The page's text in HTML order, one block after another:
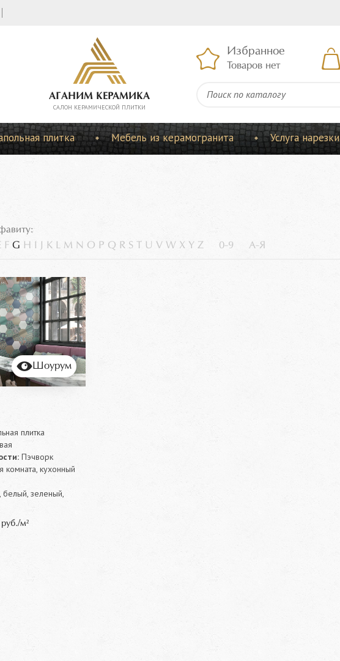
АГАНИМ КЕРАМИКА
CАЛОН КЕРАМИЧЕСКОЙ ПЛИТКИ
Избранное
Товаров нет
плитка Мебель из керамогранита Услуга нарезки
F G H K L M N O P Q R S U V W X Y Z 0-9 А-Я
Шоурум
плитка
Пэчворк
комната, кухонный
зеленый,
м²